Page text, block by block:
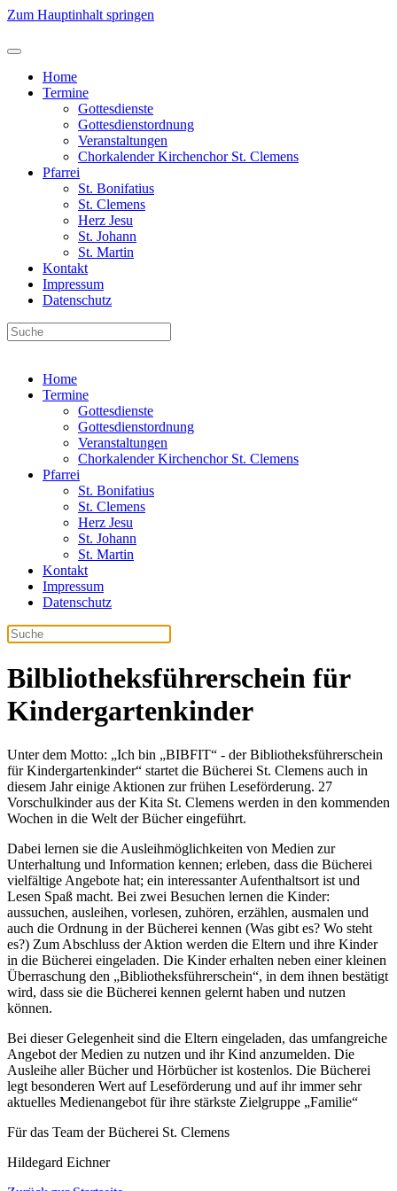
Zum Hauptinhalt springen
Home
Termine
Gottesdienste
Gottesdienstordnung
Veranstaltungen
Chorkalender Kirchenchor St. Clemens
Pfarrei
St. Bonifatius
St. Clemens
Herz Jesu
St. Johann
St. Martin
Kontakt
Impressum
Datenschutz
Home
Termine
Gottesdienste
Gottesdienstordnung
Veranstaltungen
Chorkalender Kirchenchor St. Clemens
Pfarrei
St. Bonifatius
St. Clemens
Herz Jesu
St. Johann
St. Martin
Kontakt
Impressum
Datenschutz
Bilbliotheksführerschein für
Kindergartenkinder
Unter dem Motto: „Ich bin „BIBFIT“ - der Bibliotheksführerschein
für Kindergartenkinder“ startet die Bücherei St. Clemens auch in
diesem Jahr einige Aktionen zur frühen Leseförderung. 27
Vorschulkinder aus der Kita St. Clemens werden in den kommenden
Wochen in die Welt der Bücher eingeführt.
Dabei lernen sie die Ausleihmöglichkeiten von Medien zur
Unterhaltung und Information kennen; erleben, dass die Bücherei
vielfältige Angebote hat; ein interessanter Aufenthaltsort ist und
Lesen Spaß macht. Bei zwei Besuchen lernen die Kinder:
aussuchen, ausleihen, vorlesen, zuhören, erzählen, ausmalen und
auch die Ordnung in der Bücherei kennen (Was gibt es? Wo steht
es?) Zum Abschluss der Aktion werden die Eltern und ihre Kinder
in die Bücherei eingeladen. Die Kinder erhalten neben einer kleinen
Überraschung den „Bibliotheksführerschein“, in dem ihnen bestätigt
wird, dass sie die Bücherei kennen gelernt haben und nutzen
können.
Bei dieser Gelegenheit sind die Eltern eingeladen, das umfangreiche
Angebot der Medien zu nutzen und ihr Kind anzumelden. Die
Ausleihe aller Bücher und Hörbücher ist kostenlos. Die Bücherei
legt besonderen Wert auf Leseförderung und auf ihr immer sehr
aktuelles Medienangebot für ihre stärkste Zielgruppe „Familie“
Für das Team der Bücherei St. Clemens
Hildegard Eichner